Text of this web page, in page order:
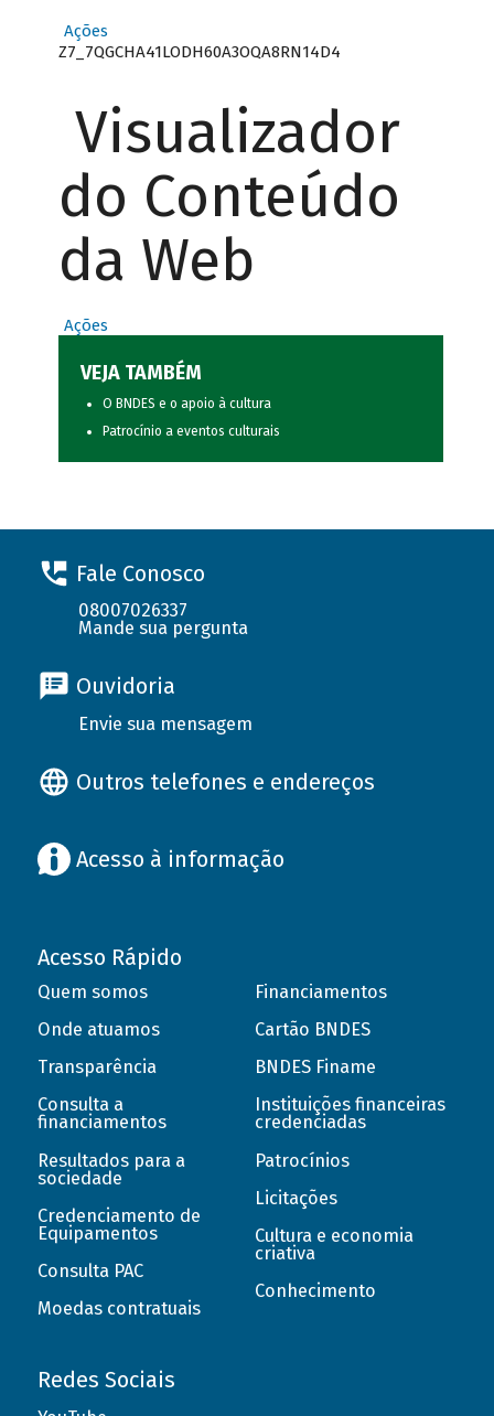
Ações
Z7_7QGCHA41LODH60A3OQA8RN14D4
Visualizador
do Conteúdo
da Web
Ações
VEJA TAMBÉM
O BNDES e o apoio à cultura
Patrocínio a eventos culturais
Fale Conosco
08007026337
Mande sua pergunta
Ouvidoria
Envie sua mensagem
Outros telefones e endereços
Acesso à informação
Acesso Rápido
Quem somos
Onde atuamos
Transparência
Consulta a
financiamentos
Resultados para a
sociedade
Credenciamento de
Equipamentos
Consulta PAC
Moedas contratuais
Financiamentos
Cartão BNDES
BNDES Finame
Instituições financeiras
credenciadas
Patrocínios
Licitações
Cultura e economia
criativa
Conhecimento
Redes Sociais